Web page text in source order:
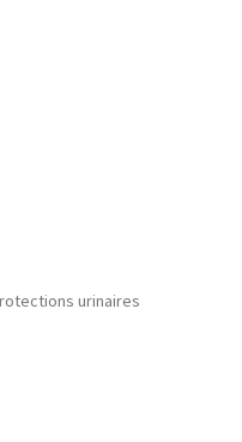
urinaires